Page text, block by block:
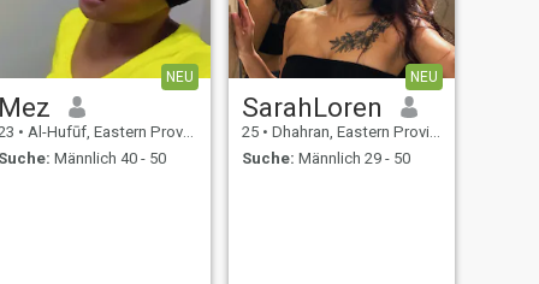
mich glücklich 😊, wenn du
mich zum Schwimmen
drängst Pool schwimmt nicht
zurück 😂 Genießen Sie Ihren
NEU
Mez
• Al-Hufūf, Eastern Province, Saudi-Arabien
Suche: Männlich 40 - 50
NEU
SarahLoren
25 • Dhahran, Eastern Province, Saudi-Arabien
Suche: Männlich 29 - 50